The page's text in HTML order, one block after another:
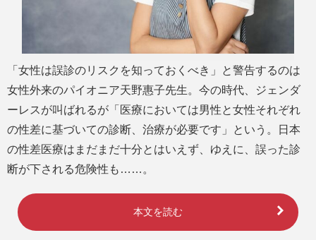
「女性は誤診のリスクを知っておくべき」と警告するのは
女性外来のパイオニア天野惠子先生。今の時代、ジェンダ
ーレスが叫ばれるが「医療においては男性と女性それぞれ
の性差に基づいての診断、治療が必要です」という。日本
の性差医療はまだまだ十分とはいえず、ゆえに、誤った診
断が下される危険性も……。
本文を読む